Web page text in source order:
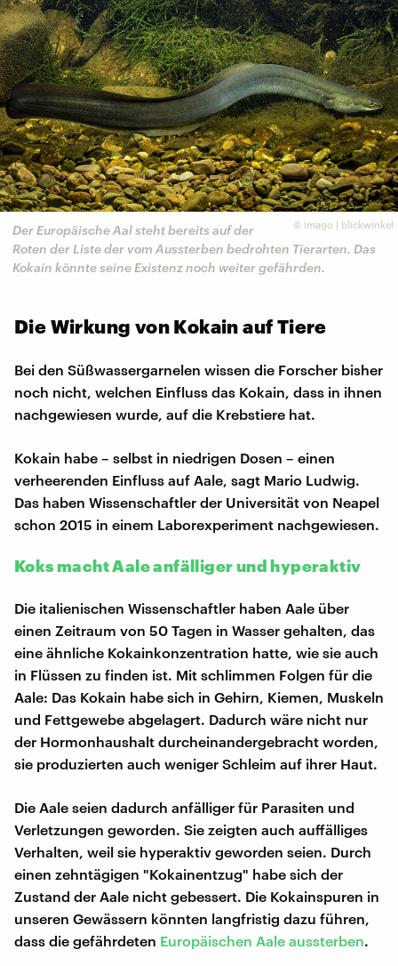
© imago | blickwinkel
Der Europäische Aal steht bereits auf der
Roten der Liste der vom Aussterben bedrohten Tierarten. Das
Kokain könnte seine Existenz noch weiter gefährden.
Die Wirkung von Kokain auf Tiere
Bei den Süßwassergarnelen wissen die Forscher bisher
noch nicht, welchen Einfluss das Kokain, dass in ihnen
nachgewiesen wurde, auf die Krebstiere hat.
Kokain habe – selbst in niedrigen Dosen – einen
verheerenden Einfluss auf Aale, sagt Mario Ludwig.
Das haben Wissenschaftler der Universität von Neapel
schon 2015 in einem Laborexperiment nachgewiesen.
Koks macht Aale anfälliger und hyperaktiv
Die italienischen Wissenschaftler haben Aale über
einen Zeitraum von 50 Tagen in Wasser gehalten, das
eine ähnliche Kokainkonzentration hatte, wie sie auch
in Flüssen zu finden ist. Mit schlimmen Folgen für die
Aale: Das Kokain habe sich in Gehirn, Kiemen, Muskeln
und Fettgewebe abgelagert. Dadurch wäre nicht nur
der Hormonhaushalt durcheinandergebracht worden,
sie produzierten auch weniger Schleim auf ihrer Haut.
Die Aale seien dadurch anfälliger für Parasiten und
Verletzungen geworden. Sie zeigten auch auffälliges
Verhalten, weil sie hyperaktiv geworden seien. Durch
einen zehntägigen "Kokainentzug" habe sich der
Zustand der Aale nicht gebessert. Die Kokainspuren in
unseren Gewässern könnten langfristig dazu führen,
dass die gefährdeten Europäischen Aale aussterben.